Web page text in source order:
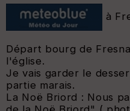
à
Départ bourg de
l'église.
Je vais garder le
partie marais.
La Noë Briord : Nous